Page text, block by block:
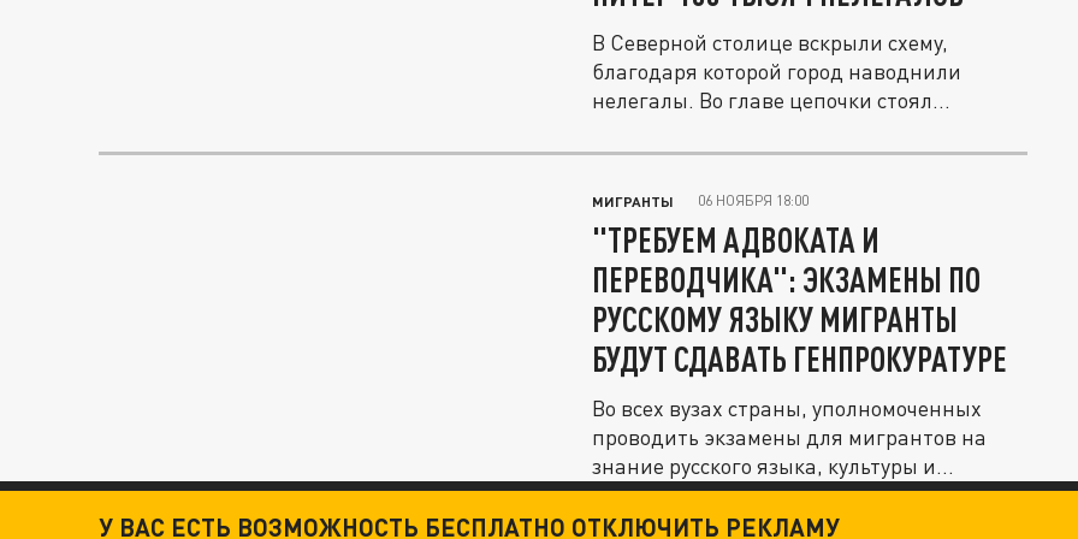
В Северной столице вскрыли схему,
благодаря которой город наводнили
нелегалы. Во главе цепочки стоял...
МИГРАНТЫ 06 НОЯБРЯ 18:00
"ТРЕБУЕМ АДВОКАТА И
ПЕРЕВОДЧИКА": ЭКЗАМЕНЫ ПО
РУССКОМУ ЯЗЫКУ МИГРАНТЫ
БУДУТ СДАВАТЬ ГЕНПРОКУРАТУРЕ
Во всех вузах страны, уполномоченных
проводить экзамены для мигрантов на
знание русского языка, культуры и...
У ВАС ЕСТЬ ВОЗМОЖНОСТЬ БЕСПЛАТНО ОТКЛЮЧИТЬ РЕКЛАМУ